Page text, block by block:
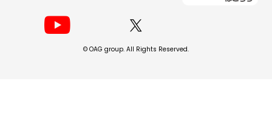
© OAG group. All Rights Reserved.